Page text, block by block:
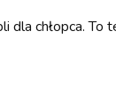
chłopca.